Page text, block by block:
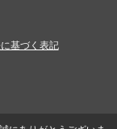
基づく表記